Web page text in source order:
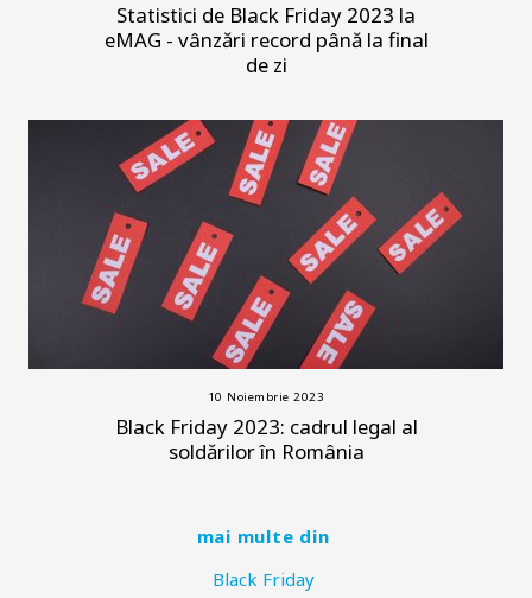
Statistici de Black Friday 2023 la
eMAG - vânzări record până la final
de zi
10 Noiembrie 2023
Black Friday 2023: cadrul legal al
soldărilor în România
mai multe din
Black Friday